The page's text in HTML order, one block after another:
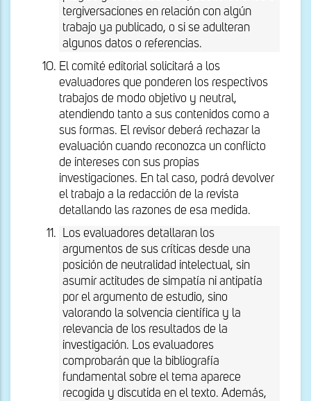
tergiversaciones en relación con algún
trabajo ya publicado, o si se adulteran
algunos datos o referencias.
El comité editorial solicitará a los
evaluadores que ponderen los respectivos
trabajos de modo objetivo y neutral,
atendiendo tanto a sus contenidos como a
sus formas. El revisor deberá rechazar la
evaluación cuando reconozca un conflicto
de intereses con sus propias
investigaciones. En tal caso, podrá devolver
el trabajo a la redacción de la revista
detallando las razones de esa medida.
Los evaluadores detallaran los
argumentos de sus críticas desde una
posición de neutralidad intelectual, sin
asumir actitudes de simpatía ni antipatía
por el argumento de estudio, sino
valorando la solvencia científica y la
relevancia de los resultados de la
investigación. Los evaluadores
comprobarán que la bibliografía
fundamental sobre el tema aparece
recogida y discutida en el texto. Además,